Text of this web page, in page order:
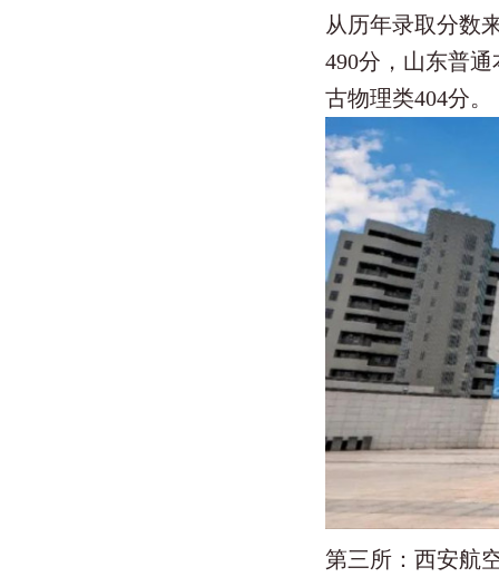
从历年录取分数
490分，山东普
古物理类404分。
第三所：西安航